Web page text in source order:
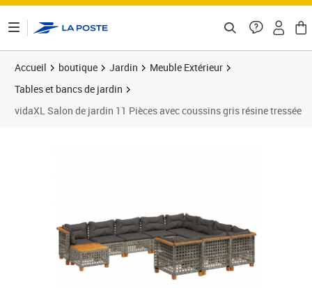
Accueil boutique Jardin
Meuble Extérieur
Tables et bancs de jardin
vidaXL Salon de jardin 11 Pièces avec coussins gris résine tressée